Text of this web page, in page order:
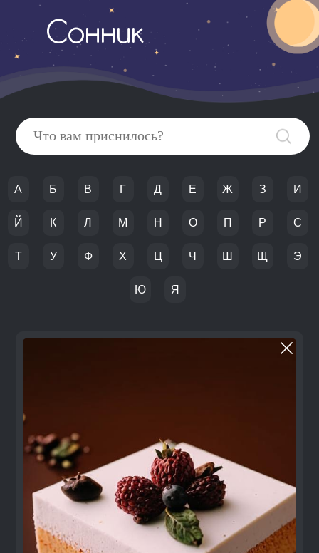
Сонник
А Б В Г Д Е Ж З И
Й К Л М Н О П Р С
Т У Ф Х Ц Ч Ш Щ Э
Ю Я